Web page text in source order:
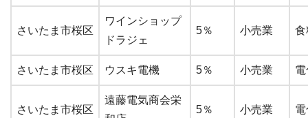
さいたま市桜区
ワインショップ
ドラジェ
5％ 小売業 食
さいたま市桜区 ウスキ電機 5％ 小売業
さいたま市桜区
遠藤電気商会栄
5％ 小売業